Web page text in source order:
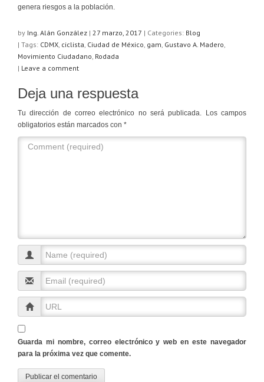
genera riesgos a la población.
by Ing. Alán González | 27 marzo, 2017 | Categories: Blog
| Tags: CDMX ciclista Ciudad de México gam Gustavo A. Madero
Movimiento Ciudadano Rodada
| Leave a comment
Deja una respuesta
Tu dirección de correo electrónico no será publicada.
Los campos
obligatorios están marcados con *
Guarda mi nombre, correo electrónico y web en este navegador
para la próxima vez que comente.